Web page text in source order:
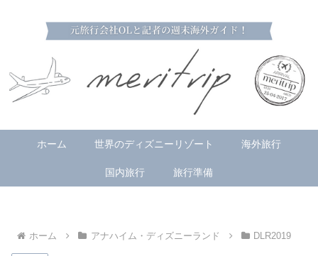
ホーム 世界のディズニーリゾート 海外旅行
国内旅行 旅行準備
ホーム アナハイム・ディズニーランド DLR2019